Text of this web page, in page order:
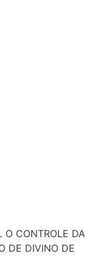
O CONTROLE DA
DE DIVINO DE